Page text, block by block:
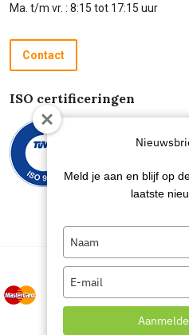
Ma. t/m vr. : 8:15 tot 17:15 uur
Contact
ISO certificeringen
Meld je aan en blijf op
laatste